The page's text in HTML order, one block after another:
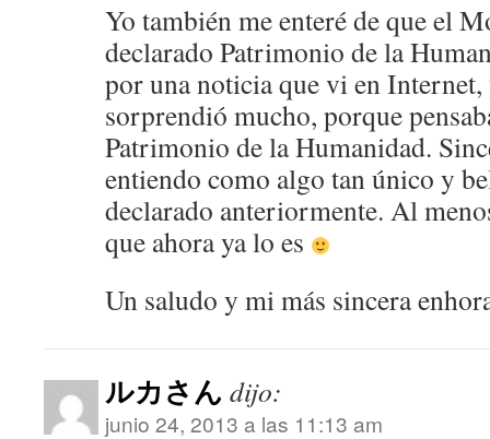
Yo también me enteré de que el
declarado Patrimonio de la
por una noticia que vi en Internet,
sorprendió mucho, porque
Patrimonio de la Humanidad.
entiendo como algo tan único y
declarado anteriormente. Al
que ahora ya lo es
Un saludo y mi más sincera
ルカさん dijo:
junio 24, 2013 a las 11:13 am